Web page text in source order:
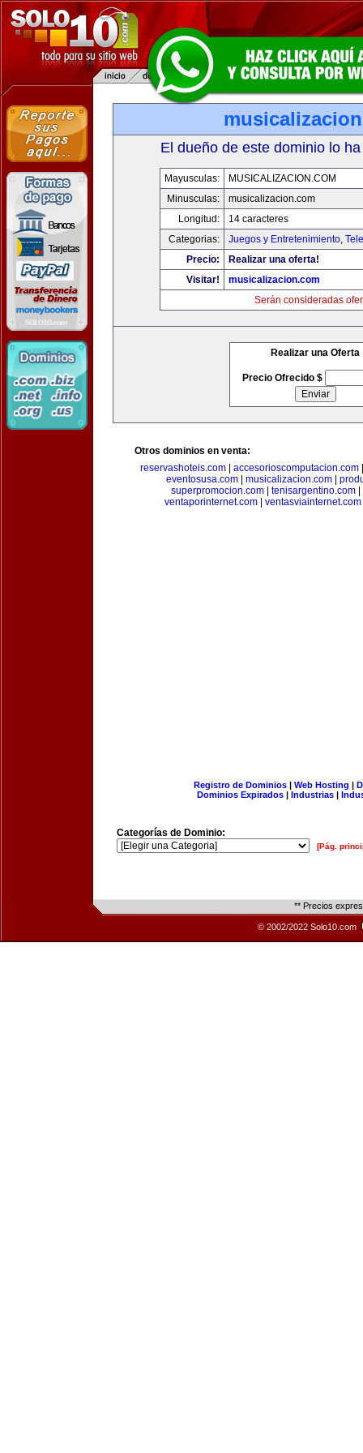
El dueño de este dominio lo
Mayusculas:
MUSICALIZACION.COM
Minusculas:
musicalizacion.com
Longitud:
14 caracteres
Categorias:
Juegos y Entretenimiento,
Precio:
Realizar una oferta!
Visitar!
musicalizacion.com
Serán consideradas
Realizar una Oferta
Precio Ofrecido $
Otros dominios en venta:
reservashoteis.com| accesorioscomputacion.com
eventosusa.com| musicalizacion.com|
superpromocion.com
tenisargentino.com
ventaporinternet.com
ventasviainternet.com
Registro de Dominios| Web Hosting |
Dominios Expirados | Industrias |
Categorías de Dominio:
[Pág.
** Precios
© 2002/2022 Solo10.com